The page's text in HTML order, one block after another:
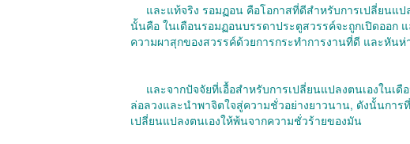
และแท้จริง รอมฏอน คือโอกาสที่ดีสำหรับการเปลี่ยนแป
นั้นคือ ในเดือนรอมฏอนบรรดาประตูสวรรค์จะถูกเปิดออก
ความผาสุกของสวรรค์ด้วยการกระทำการงานที่ดี และหัน
และจากปัจจัยที่เอื้อสำหรับการเปลี่ยนแปลงตนเองในเดื
ล่อลวงและนำพาจิตใจสู่ความชั่วอย่างยาวนาน, ดังนั้นการ
เปลี่ยนแปลงตนเองให้พ้นจากความชั่วร้ายของมัน